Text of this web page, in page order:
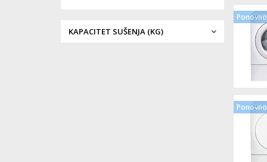
KAPACITET SUŠENJA (KG)